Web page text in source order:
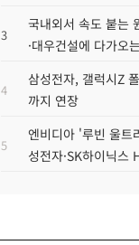
3
국내외서 속도 붙는
·대우건설에 다가오
4
삼성전자, 갤럭시Z
까지 연장
5
엔비디아 '루빈 울트
성전자·SK하이닉스